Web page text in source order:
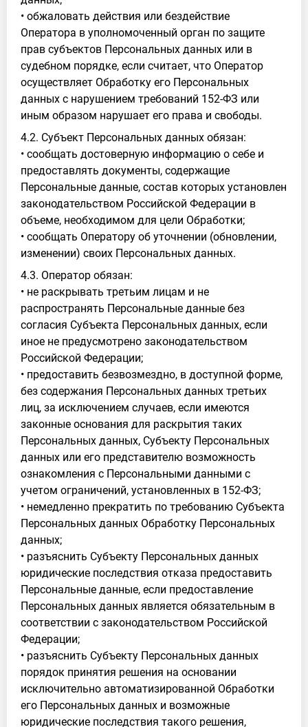
• обжаловать действия или бездействие
Оператора в уполномоченный орган по защите
прав субъектов Персональных данных или в
судебном порядке, если считает, что Оператор
осуществляет Обработку его Персональных
данных с нарушением требований 152-ФЗ или
иным образом нарушает его права и свободы.
4.2. Субъект Персональных данных обязан:
• сообщать достоверную информацию о себе и
предоставлять документы, содержащие
Персональные данные, состав которых установлен
законодательством Российской Федерации в
объеме, необходимом для цели Обработки;
• сообщать Оператору об уточнении (обновлении,
изменении) своих Персональных данных.
4.3. Оператор обязан:
• не раскрывать третьим лицам и не
распространять Персональные данные без
согласия Субъекта Персональных данных, если
иное не предусмотрено законодательством
Российской Федерации;
• предоставить безвозмездно, в доступной форме,
без содержания Персональных данных третьих
лиц, за исключением случаев, если имеются
законные основания для раскрытия таких
Персональных данных, Субъекту Персональных
данных или его представителю возможность
ознакомления с Персональными данными с
учетом ограничений, установленных в 152-ФЗ;
• немедленно прекратить по требованию Субъекта
Персональных данных Обработку Персональных
данных;
• разъяснить Субъекту Персональных данных
юридические последствия отказа предоставить
Персональные данные, если предоставление
Персональных данных является обязательным в
соответствии с законодательством Российской
Федерации;
• разъяснить Субъекту Персональных данных
порядок принятия решения на основании
исключительно автоматизированной Обработки
его Персональных данных и возможные
юридические последствия такого решения,